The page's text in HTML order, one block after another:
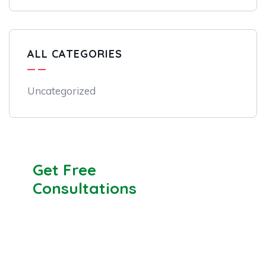
ALL CATEGORIES
Uncategorized
Get Free
Consultations